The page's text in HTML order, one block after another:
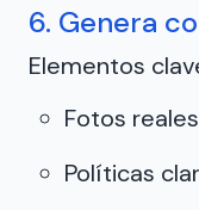
6. Genera
Elementos
Fotos reales
Políticas